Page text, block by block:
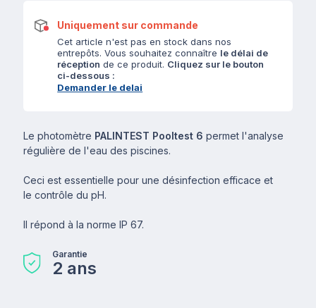
Uniquement sur commande
Cet article n'est pas en stock dans nos
entrepôts. Vous souhaitez connaître le délai de
réception de ce produit. Cliquez sur le bouton
ci-dessous :
Demander le delai
Le photomètre PALINTEST Pooltest 6 permet l'analyse
régulière de l'eau des piscines.
Ceci est essentielle pour une désinfection efficace et
le contrôle du pH.
Il répond à la norme IP 67.
Garantie
2 ans